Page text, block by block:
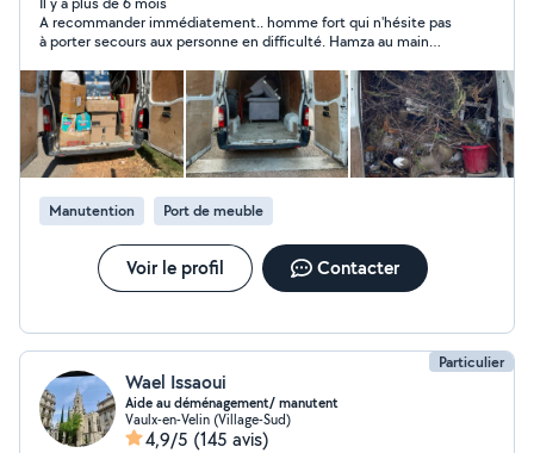
A recommander immédiatement.. homme fort qui n'hésite pas
à porter secours aux personne en difficulté. Hamza au main
Manutention Port de meuble
Voir le profil Contacter
Particulier
Wael Issaoui
Aide au déménagement/ manutent
Vaulx-en-Velin (Village-Sud)
4,9/5 (145 avis)